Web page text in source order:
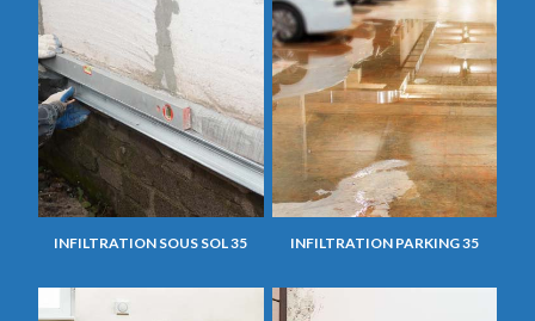
INFILTRATION SOUS SOL 35 INFILTRATION PARKING 35